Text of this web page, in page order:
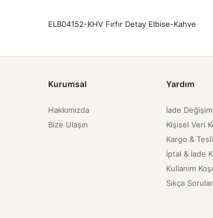
ELB04152-KHV Fırfır Detay Elbise-Kahve
Kurumsal
Hakkımızda
Bize Ulaşın
Yardım
İade
Kişisel Veri
Kargo &
İptal & İade
Kullanım
Sıkça